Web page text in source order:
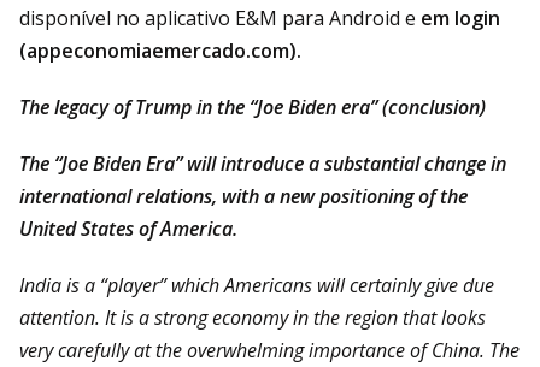
disponível no aplicativo E&M para Android e em login
(appeconomiaemercado.com).
The legacy of Trump in the “Joe Biden era” (conclusion)
The “Joe Biden Era” will introduce a substantial change in
international relations, with a new positioning of the
United States of America.
India is a “player” which Americans will certainly give due
attention. It is a strong economy in the region that looks
very carefully at the overwhelming importance of China. The